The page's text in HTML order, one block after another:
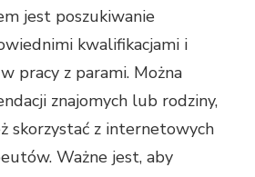
jest poszukiwanie
kwalifikacjami i
pracy z parami. Można
znajomych lub rodziny,
skorzystać z internetowych
Ważne jest, aby